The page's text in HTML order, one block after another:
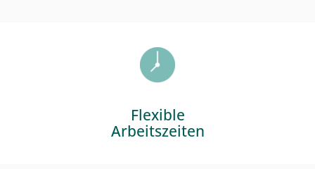
Flexible
Arbeitszeiten